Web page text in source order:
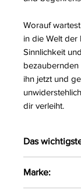
Worauf
in die Welt der
Sinnlichkeit
bezaubernden
ihn jetzt und
dir verleiht.
Das
aus zarter
Marke: